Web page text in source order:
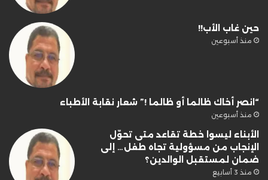
حين غاب الأب!!
منذ أسبوعين
“انصر أخاك ظالما أو ظالما !” شعار نقابة الأطباء
منذ أسبوعين
الأبناء ليسوا خطة تقاعد متى تحوّل
الإنجاب من مسؤولية تجاه طفل… إلى
ضمان لمستقبل الوالدين؟
منذ 3 أسابيع